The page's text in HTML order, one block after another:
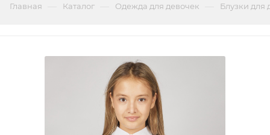
Главная Каталог Одежда для девочек Блузки для